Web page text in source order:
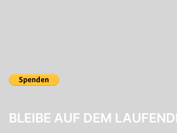
BLEIBE AUF DEM